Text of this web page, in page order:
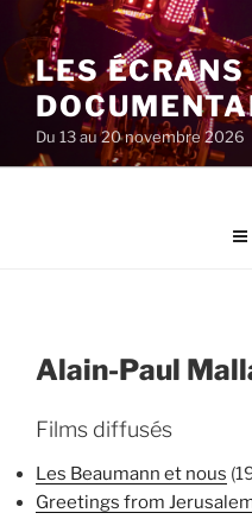
au
contenu
principal
LES ÉCRANS
Du 13 au 20 novembre 2026
Alain-Paul
Films diffusés
Les Beaumann et nous
Greetings from